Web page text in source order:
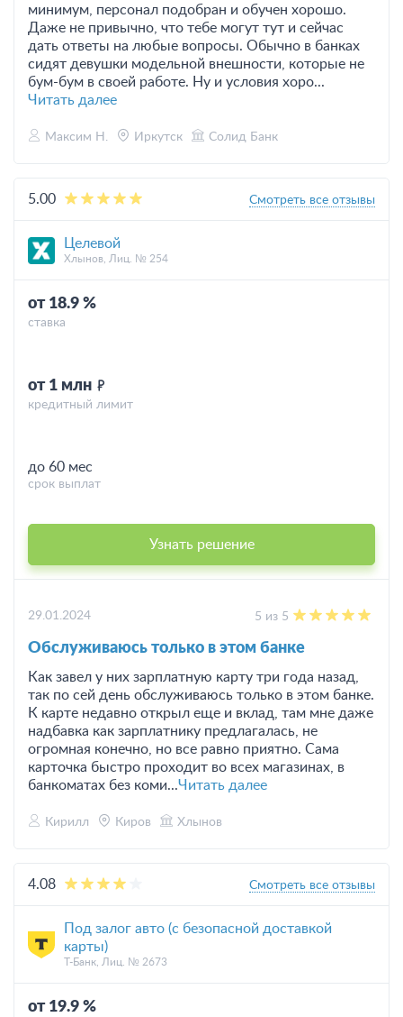
минимум, персонал подобран и обучен хорошо.
Даже не привычно, что тебе могут тут и сейчас
дать ответы на любые вопросы. Обычно в банках
сидят девушки модельной внешности, которые не
бум-бум в своей работе. Ну и условия хоро...
Читать далее
Максим Н. Иркутск Солид Банк
5.00 Смотреть все отзывы
Целевой
Хлынов, Лиц. № 254
от 18.9 %
ставка
от 1 млн
кредитный лимит
до 60 мес
срок выплат
Узнать решение
29.01.2024 5 из 5
Обслуживаюсь только в этом банке
Как завел у них зарплатную карту три года назад,
так по сей день обслуживаюсь только в этом банке.
К карте недавно открыл еще и вклад, там мне даже
надбавка как зарплатнику предлагалась, не
огромная конечно, но все равно приятно. Сама
карточка быстро проходит во всех магазинах, в
банкоматах без коми...Читать далее
Кирилл Киров Хлынов
4.08 Смотреть все отзывы
Под залог авто (с безопасной доставкой
карты)
Т-Банк, Лиц. № 2673
от 19.9 %